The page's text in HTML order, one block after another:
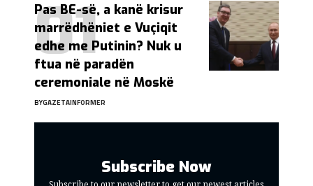
Pas BE-së, a kanë krisur
marrëdhëniet e Vuçiqit
edhe me Putinin? Nuk u
ftua në paradën
ceremoniale në Moskë
BYGAZETAINFORMER
Subscribe Now
Subscribe to our newsletter to get our newest articles